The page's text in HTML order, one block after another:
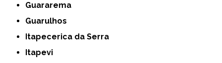
Guararema
Guarulhos
Itapecerica da Serra
Itapevi